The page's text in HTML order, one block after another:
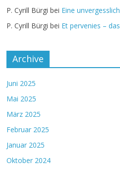
P. Cyrill Bürgi bei Eine
P. Cyrill Bürgi bei Et pervenies –
Archive
Juni 2025
Mai 2025
März 2025
Februar 2025
Januar 2025
Oktober 2024